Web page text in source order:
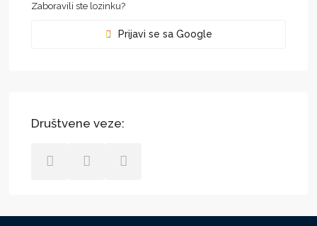
Zaboravili ste lozinku?
Prijavi se sa Google
Društvene veze: